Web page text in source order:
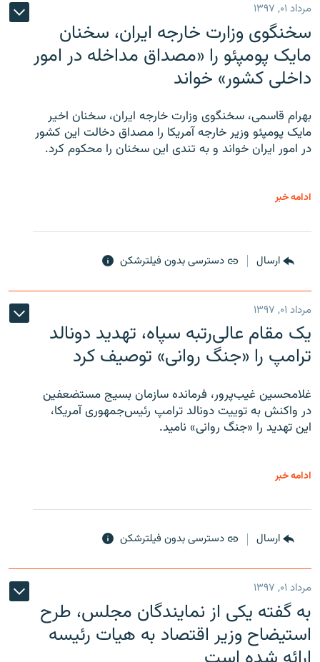
مرداد ۰۱, ۱۳۹۷
سخنگوی وزارت خارجه ایران، سخنان
مایک پومپئو را «مصداق مداخله در امور
داخلی کشور» خواند
بهرام قاسمی، سخنگوی وزارت خارجه ایران، سخنان اخیر
مایک پومپئو وزیر خارجه آمریکا را مصداق دخالت این کشور
در امور ایران خواند و به تندی این سخنان را محکوم کرد.
ادامه خبر
ارسال دسترسی بدون فیلترشکن
مرداد ۰۱, ۱۳۹۷
یک مقام عالی‌رتبه سپاه، تهدید دونالد
ترامپ را «جنگ روانی» توصیف کرد
غلامحسین غیب‌پرور، فرمانده سازمان بسیج مستضعفین
در واکنش به توییت دونالد ترامپ رئیس‌جمهوری آمریکا،
این تهدید را «جنگ روانی» نامید.
ادامه خبر
ارسال دسترسی بدون فیلترشکن
مرداد ۰۱, ۱۳۹۷
به گفته یکی از نمایندگان مجلس، طرح
استیضاح وزیر اقتصاد به هیات رئیسه